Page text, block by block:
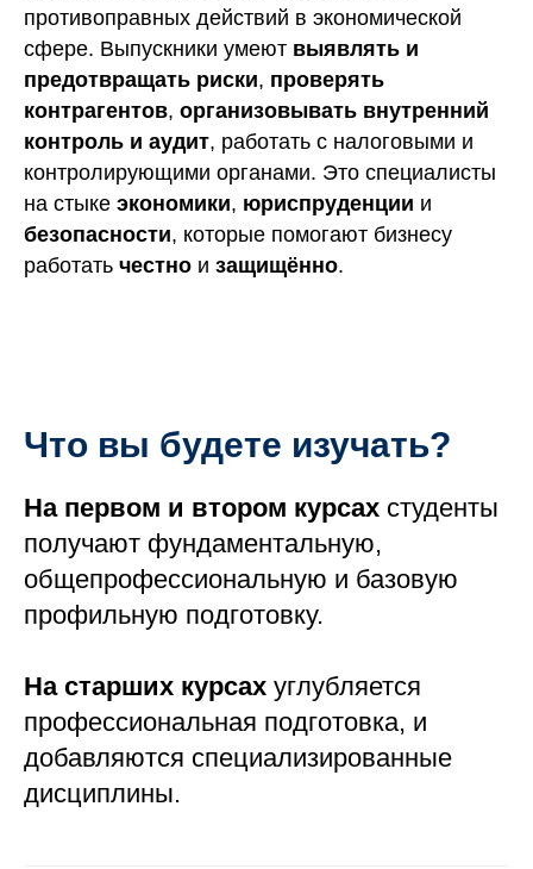
противоправных действий в экономической
сфере. Выпускники умеют выявлять и
предотвращать риски, проверять
контрагентов, организовывать внутренний
контроль и аудит, работать с налоговыми и
контролирующими органами. Это специалисты
на стыке экономики, юриспруденции и
безопасности, которые помогают бизнесу
работать честно и защищённо.
Что вы будете изучать?
На первом и втором курсах студенты
получают фундаментальную,
общепрофессиональную и базовую
профильную подготовку.
На старших курсах углубляется
профессиональная подготовка, и
добавляются специализированные
дисциплины.